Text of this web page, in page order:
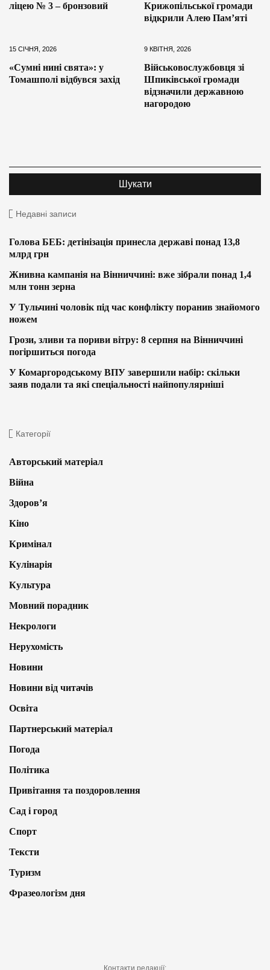
ліцею № 3 – бронзовий
Крижопільської громади
відкрили Алею Пам’яті
15 СІЧНЯ, 2026
«Сумні нині свята»: у
Томашполі відбувся захід
9 КВІТНЯ, 2026
Військовослужбовця зі
Шпиківської громади
відзначили державною
нагородою
Недавні записи
Голова БЕБ: детінізація принесла державі понад 13,8
млрд грн
Жнивна кампанія на Вінниччині: вже зібрали понад 1,4
млн тонн зерна
У Тульчині чоловік під час конфлікту поранив знайомого
ножем
Грози, зливи та пориви вітру: 8 серпня на Вінниччині
погіршиться погода
У Комаргородському ВПУ завершили набір: скільки
заяв подали та які спеціальності найпопулярніші
Категорії
Авторський матеріал
Війна
Здоров’я
Кіно
Кримінал
Кулінарія
Культура
Мовний порадник
Некрологи
Нерухомість
Новини
Новини від читачів
Освіта
Партнерський матеріал
Погода
Політика
Привітання та поздоровлення
Сад і город
Спорт
Тексти
Туризм
Фразеологізм дня
Контакти редакції: